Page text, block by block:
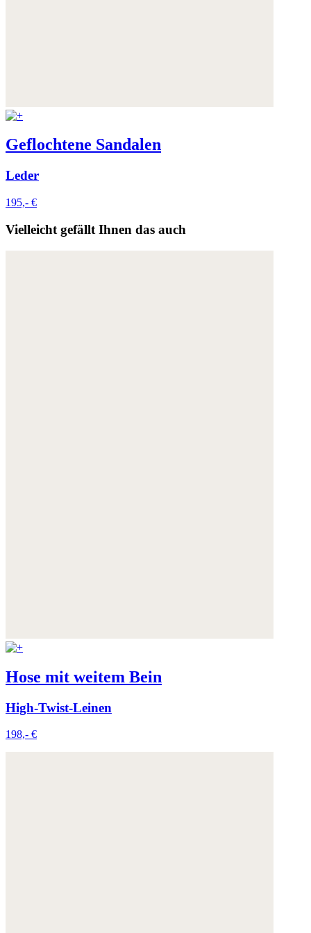
Geflochtene Sandalen
Leder
195,- €
Vielleicht gefällt Ihnen das auch
Hose mit weitem Bein
High-Twist-Leinen
198,- €